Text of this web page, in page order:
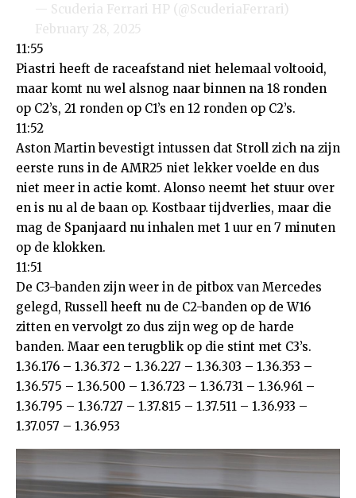
— Scuderia Ferrari HP (@ScuderiaFerrari)
February 28, 2025
11:55
Piastri heeft de raceafstand niet helemaal voltooid,
maar komt nu wel alsnog naar binnen na 18 ronden
op C2’s, 21 ronden op C1’s en 12 ronden op C2’s.
11:52
Aston Martin bevestigt intussen dat Stroll zich na zijn
eerste runs in de AMR25 niet lekker voelde en dus
niet meer in actie komt. Alonso neemt het stuur over
en is nu al de baan op. Kostbaar tijdverlies, maar die
mag de Spanjaard nu inhalen met 1 uur en 7 minuten
op de klokken.
11:51
De C3-banden zijn weer in de pitbox van Mercedes
gelegd, Russell heeft nu de C2-banden op de W16
zitten en vervolgt zo dus zijn weg op de harde
banden. Maar een terugblik op die stint met C3’s.
1.36.176 – 1.36.372 – 1.36.227 – 1.36.303 – 1.36.353 –
1.36.575 – 1.36.500 – 1.36.723 – 1.36.731 – 1.36.961 –
1.36.795 – 1.36.727 – 1.37.815 – 1.37.511 – 1.36.933 –
1.37.057 – 1.36.953